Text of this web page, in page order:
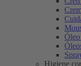
Óleo
Higiene